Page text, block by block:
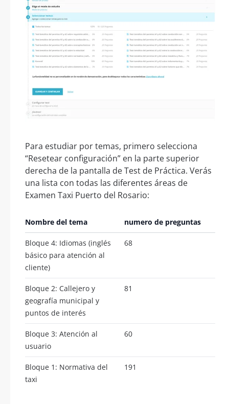
Para estudiar por temas, primero selecciona
“Resetear configuración” en la parte superior
derecha de la pantalla de Test de Práctica. Verás
una lista con todas las diferentes áreas de
Examen Taxi Puerto del Rosario:
Nombre del tema numero de preguntas
Bloque 4: Idiomas (inglés
básico para atención al
cliente)
68
Bloque 2: Callejero y
geografía municipal y
puntos de interés
81
Bloque 3: Atención al
usuario
60
Bloque 1: Normativa del
taxi
191